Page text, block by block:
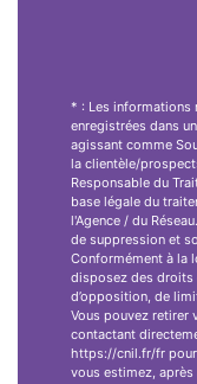
* : Les informations
enregistrées dans
agissant comme
la clientèle/
Responsable du
base légale du
l'Agence / du
de suppression et
Conformément à la
disposez des droits
d’opposition, de
Vous pouvez retirer
contactant
https://cnil.fr/fr pour
vous estimez, après